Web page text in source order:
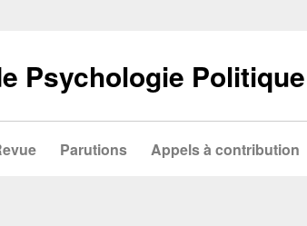
Psychologie Politique
Parutions Appels à contribution